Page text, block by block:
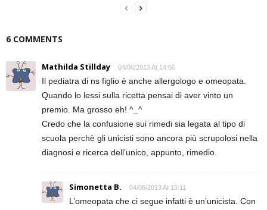
6 COMMENTS
Mathilda Stillday 04/06/2013 At 14:56
Il pediatra di ns figlio è anche allergologo e omeopata.
Quando lo lessi sulla ricetta pensai di aver vinto un
premio. Ma grosso eh! ^_^
Credo che la confusione sui rimedi sia legata al tipo di
scuola perchè gli unicisti sono ancora più scrupolosi nella
diagnosi e ricerca dell’unico, appunto, rimedio.
Simonetta B. 04/06/2013 At 15:11
L’omeopata che ci segue infatti è un’unicista. Con